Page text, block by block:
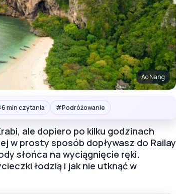
Ao Nang
6 min czytania #Podróżowanie
ale dopiero po kilku godzinach
w prosty sposób dopływasz do Railay
słońca na wyciągnięcie ręki.
łodzią i jak nie utknąć w